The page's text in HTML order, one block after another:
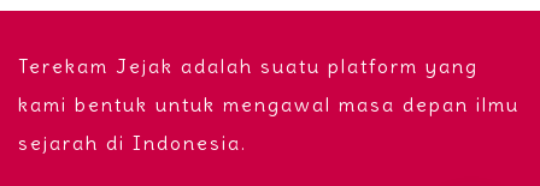
Terekam Jejak adalah suatu platform yang
kami bentuk untuk mengawal masa depan ilmu
sejarah di Indonesia.